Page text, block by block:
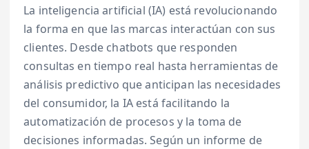
La inteligencia artificial (IA) está revolucionando
la forma en que las marcas interactúan con sus
clientes. Desde chatbots que responden
consultas en tiempo real hasta herramientas de
análisis predictivo que anticipan las necesidades
del consumidor, la IA está facilitando la
automatización de procesos y la toma de
decisiones informadas. Según un informe de